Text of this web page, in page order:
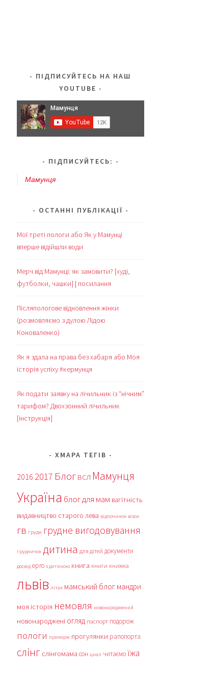
ПІДПИСУЙТЕСЬ НА НАШ
YOUTUBE
ПІДПИСУЙТЕСЬ:
Мамунця
ОСТАННІ ПУБЛІКАЦІЇ
Мої треті пологи або Як у Мамунці
вперше відійшли води
Мерч від Мамунці: як замовити? [худі,
футболки, чашки] | посилання
Післяпологове відновлення жінки
(розмовляємо з дулою Лідою
Коноваленко)
Як я здала на права без хабаря або Моя
історія успіху #кермунця
Як подати заявку на лічильник із “нічним”
тарифом? Двохзонний лічильник
[інструкція]
ХМАРА ТЕГІВ
2016 2017 Блог ВСЛ Мамунця
Україна блог для мам вагітність
видавництво старого лева відпочинок візок
гв груди грудне вигодовування
грудничок дитина для дітей документи
досвід ерго з дитиною книга книги книжка
львів літак мамський блог мандри
моя історія немовля новонароджений
новонароджені огляд паспорт подорож
пологи прикорм прогулянки рапопорта
слінг слінгомама сон цнап читаємоїжа